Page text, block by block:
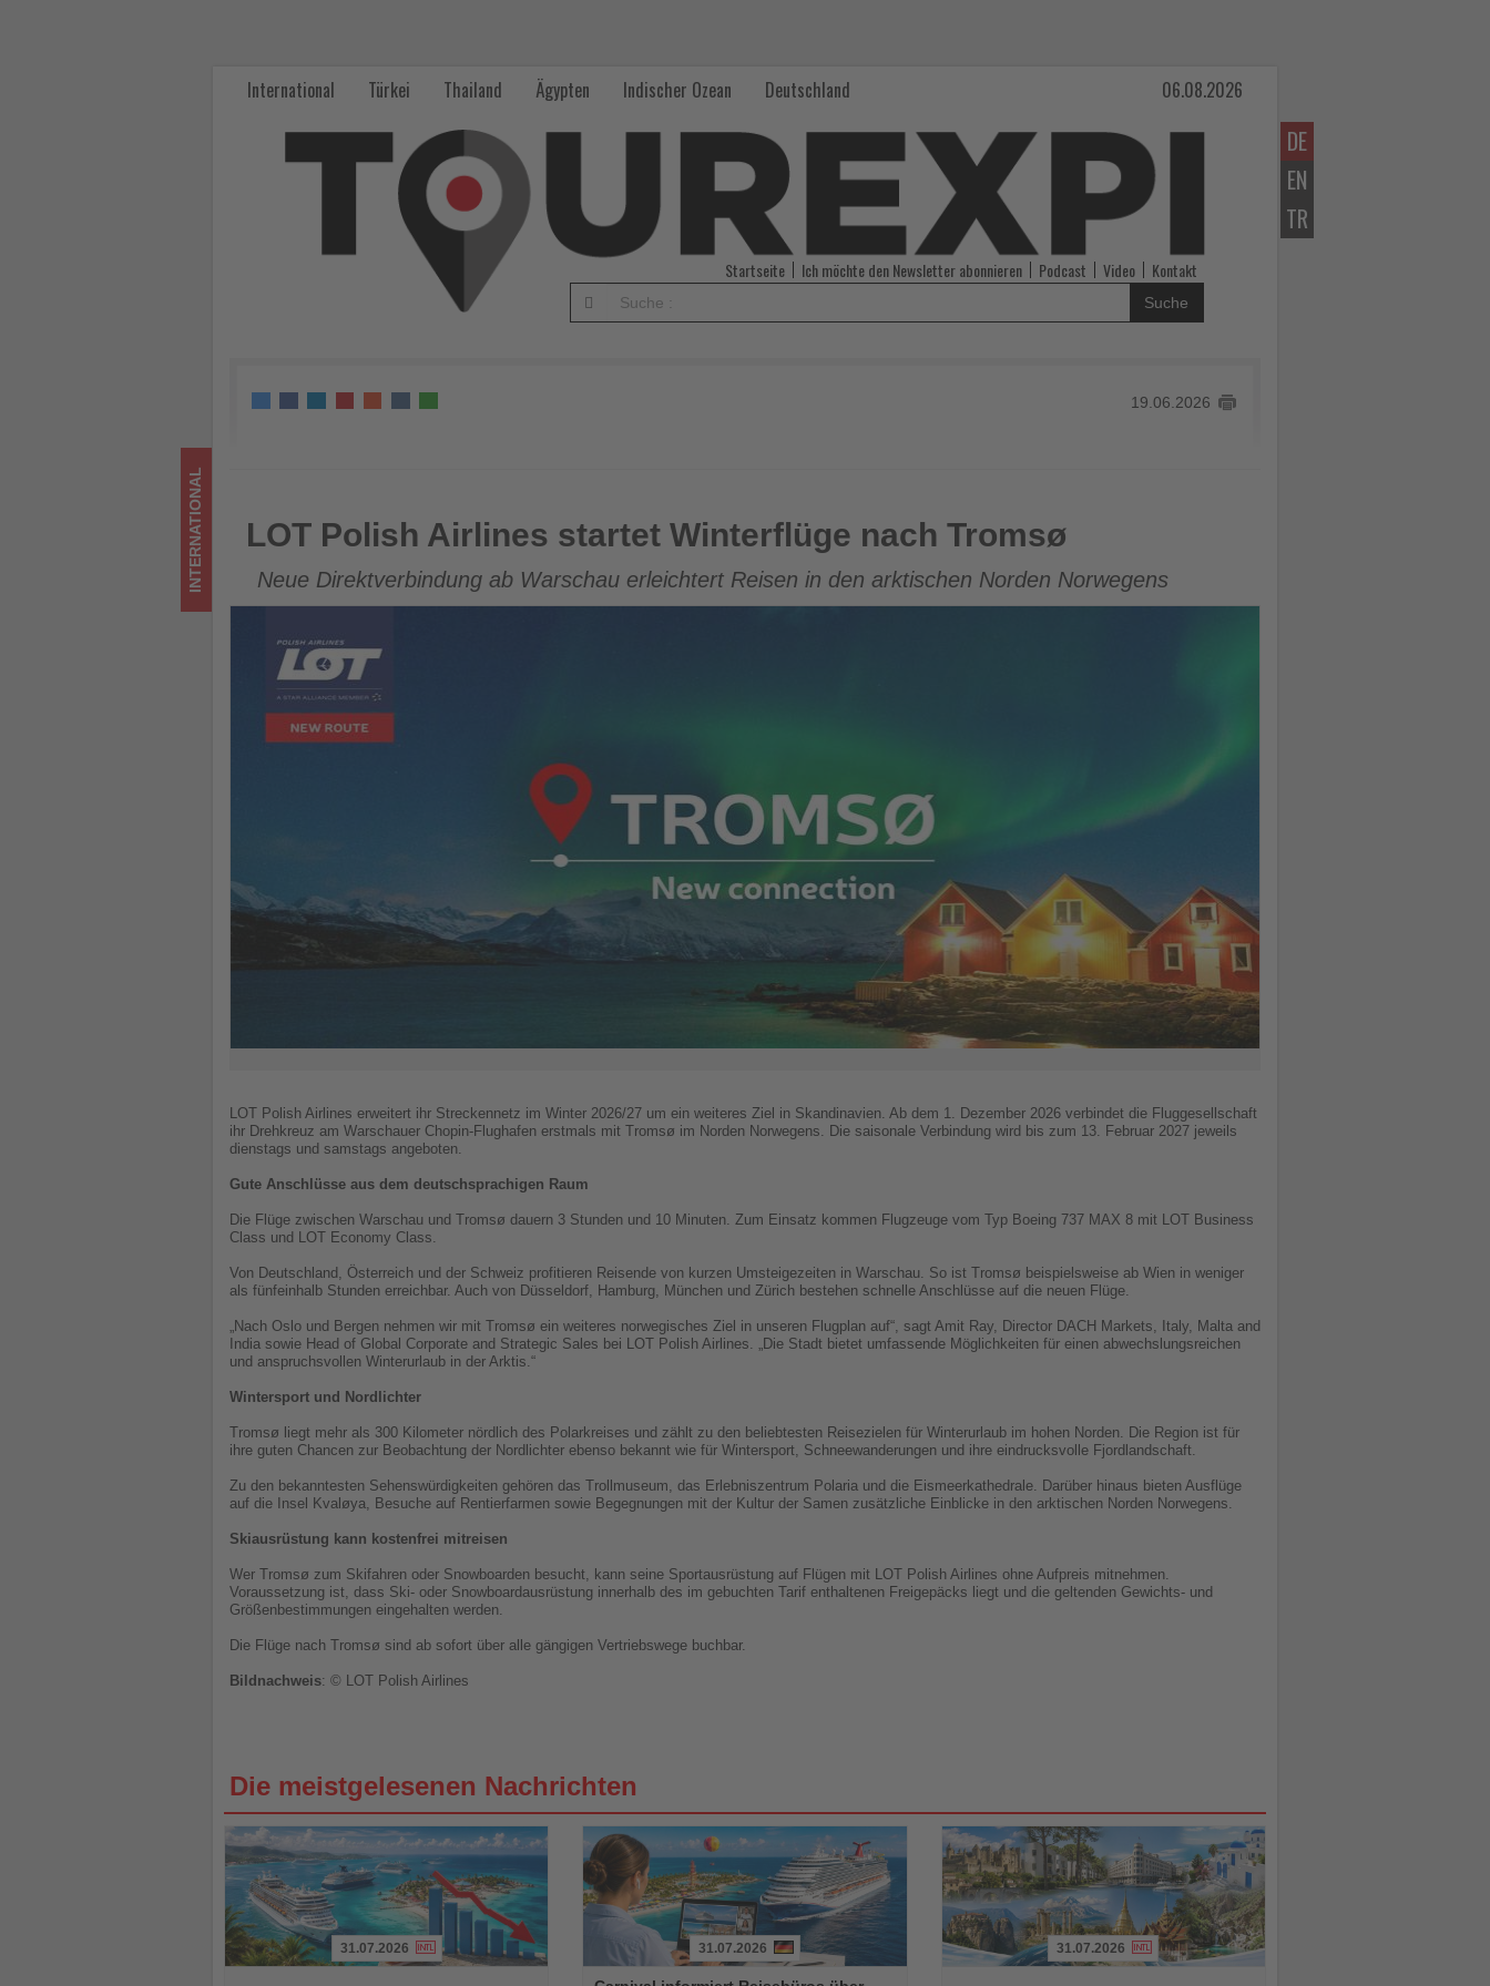
DE
EN
TR
International Türkei Thailand Ägypten Indischer Ozean Deutschland 06.08.2026
Startseite Ich möchte den Newsletter abonnieren Podcast Video Kontakt
Suche
19.06.2026
LOT Polish Airlines startet Winterflüge nach Tromsø
INTERNATIONAL LOT Polish Airlines startet Winterflüge nach Tromsø
Neue Direktverbindung ab Warschau erleichtert Reisen in den arktischen Norden Norwegens
LOT Polish Airlines erweitert ihr Streckennetz im Winter 2026/27 um ein weiteres Ziel in Skandinavien. Ab dem 1. Dezember 2026 verbindet die Fluggesellschaft
ihr Drehkreuz am Warschauer Chopin-Flughafen erstmals mit Tromsø im Norden Norwegens. Die saisonale Verbindung wird bis zum 13. Februar 2027 jeweils
dienstags und samstags angeboten.
Gute Anschlüsse aus dem deutschsprachigen Raum
Die Flüge zwischen Warschau und Tromsø dauern 3 Stunden und 10 Minuten. Zum Einsatz kommen Flugzeuge vom Typ Boeing 737 MAX 8 mit LOT Business
Class und LOT Economy Class.
Von Deutschland, Österreich und der Schweiz profitieren Reisende von kurzen Umsteigezeiten in Warschau. So ist Tromsø beispielsweise ab Wien in weniger
als fünfeinhalb Stunden erreichbar. Auch von Düsseldorf, Hamburg, München und Zürich bestehen schnelle Anschlüsse auf die neuen Flüge.
„Nach Oslo und Bergen nehmen wir mit Tromsø ein weiteres norwegisches Ziel in unseren Flugplan auf“, sagt Amit Ray, Director DACH Markets, Italy, Malta and
India sowie Head of Global Corporate and Strategic Sales bei LOT Polish Airlines. „Die Stadt bietet umfassende Möglichkeiten für einen abwechslungsreichen
und anspruchsvollen Winterurlaub in der Arktis.“
Wintersport und Nordlichter
Tromsø liegt mehr als 300 Kilometer nördlich des Polarkreises und zählt zu den beliebtesten Reisezielen für Winterurlaub im hohen Norden. Die Region ist für
ihre guten Chancen zur Beobachtung der Nordlichter ebenso bekannt wie für Wintersport, Schneewanderungen und ihre eindrucksvolle Fjordlandschaft.
Zu den bekanntesten Sehenswürdigkeiten gehören das Trollmuseum, das Erlebniszentrum Polaria und die Eismeerkathedrale. Darüber hinaus bieten Ausflüge
auf die Insel Kvaløya, Besuche auf Rentierfarmen sowie Begegnungen mit der Kultur der Samen zusätzliche Einblicke in den arktischen Norden Norwegens.
Skiausrüstung kann kostenfrei mitreisen
Wer Tromsø zum Skifahren oder Snowboarden besucht, kann seine Sportausrüstung auf Flügen mit LOT Polish Airlines ohne Aufpreis mitnehmen.
Voraussetzung ist, dass Ski- oder Snowboardausrüstung innerhalb des im gebuchten Tarif enthaltenen Freigepäcks liegt und die geltenden Gewichts- und
Größenbestimmungen eingehalten werden.
Die Flüge nach Tromsø sind ab sofort über alle gängigen Vertriebswege buchbar.
Bildnachweis: © LOT Polish Airlines
Die meistgelesenen Nachrichten
31.07.2026 31.07.2026 31.07.2026